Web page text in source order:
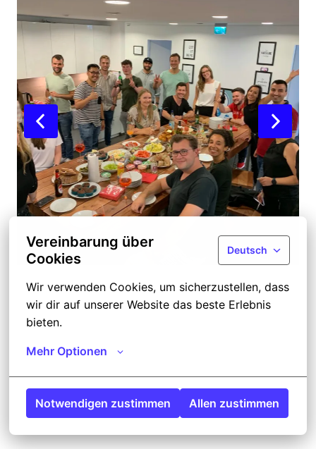
Vereinbarung über
Cookies
Deutsch
Wir verwenden Cookies, um sicherzustellen, dass
wir dir auf unserer Website das beste Erlebnis
bieten.
Mehr Optionen
Notwendigen zustimmen Allen zustimmen